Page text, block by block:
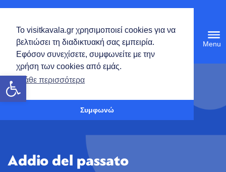
Το visitkavala.gr χρησιμοποιεί cookies για να
βελτιώσει τη διαδικτυακή σας εμπειρία.
Εφόσον συνεχίσετε, συμφωνείτε με την
χρήση των cookies από εμάς.
Μάθε περισσότερα
Συμφωνώ
Ανοίξτε τη γραμμή εργαλείων
Addio del passato